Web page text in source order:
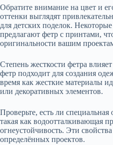
Обратите внимание на цвет и
оттенки выглядят
для детских поделок.
предлагают фетр с принтами,
оригинальности вашим
Степень жесткости фетра
фетр подходит для создания
время как жесткие материалы
или декоративных элементов.
Проверьте, есть ли специальная
такая как водоотталкивающая
огнеустойчивость. Эти
определённых проектов.